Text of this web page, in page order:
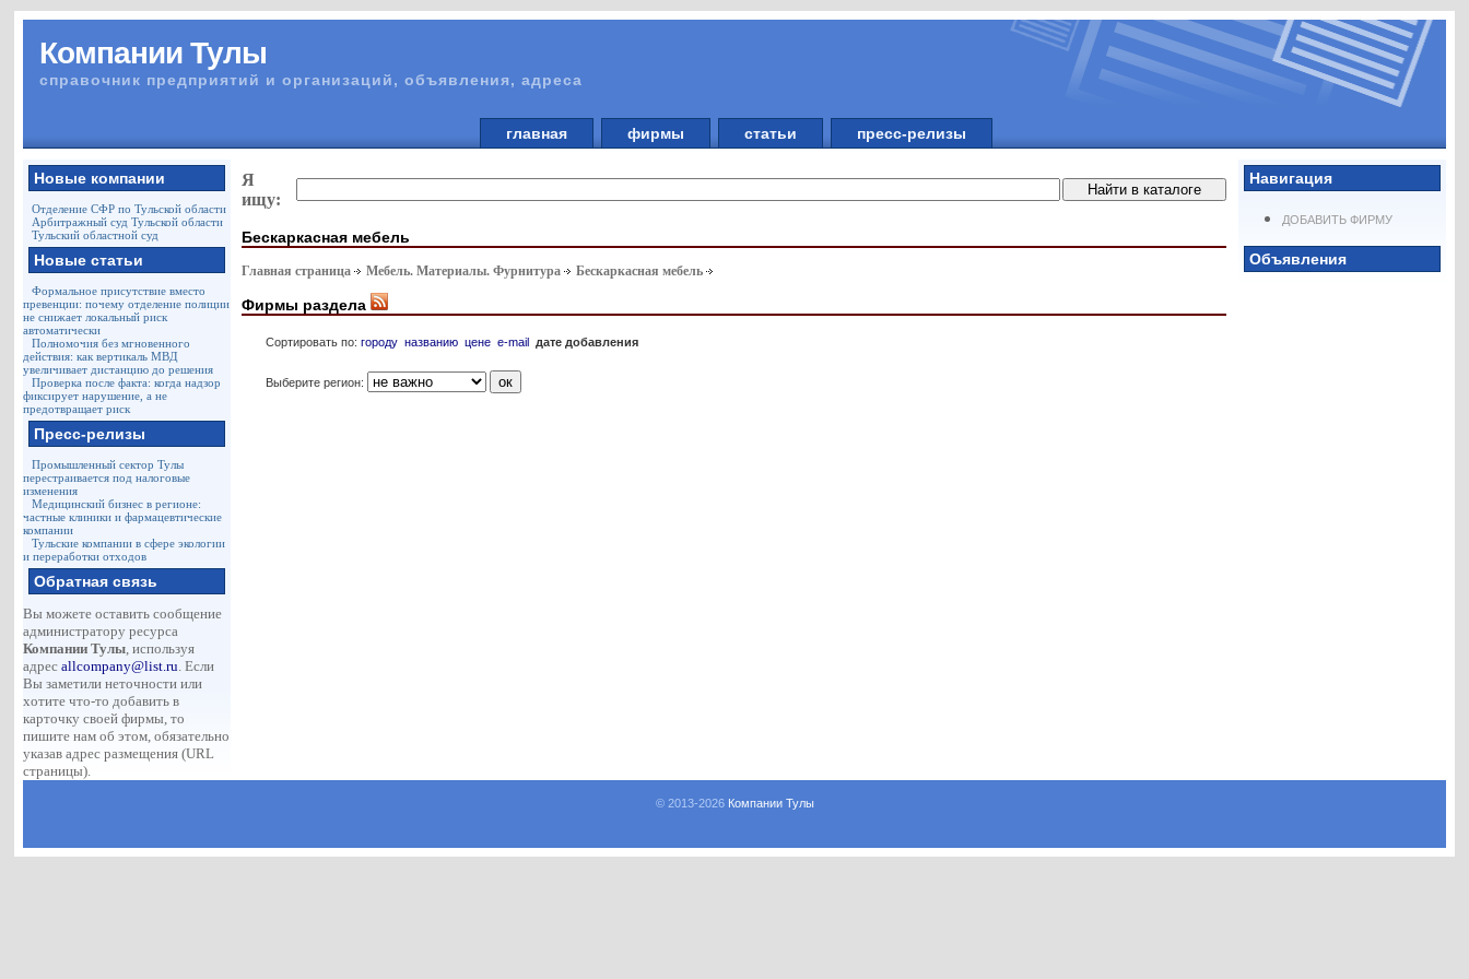
Компании Тулы
справочник предприятий и организаций, объявления, адреса
главная фирмы статьи пресс-релизы
Новые компании
Отделение СФР по Тульской области
Арбитражный суд Тульской области
Тульский областной суд
Новые статьи
Формальное присутствие вместо
превенции: почему отделение полиции
не снижает локальный риск
автоматически
Полномочия без мгновенного
действия: как вертикаль МВД
увеличивает дистанцию до решения
Проверка после факта: когда надзор
фиксирует нарушение, а не
предотвращает риск
Пресс-релизы
Промышленный сектор Тулы
перестраивается под налоговые
изменения
Медицинский бизнес в регионе:
частные клиники и фармацевтические
компании
Тульские компании в сфере экологии
и переработки отходов
Обратная связь
Вы можете оставить сообщение
администратору ресурса
Компании Тулы, используя
адресallcompany@list.ru. Если
Вы заметили неточности или
хотите что-то добавить в
карточку своей фирмы, то
пишите нам об этом, обязательно
указав адрес размещения (URL
страницы).
Навигация
ДОБАВИТЬ ФИРМУ
Объявления
Я
ищу:
Бескаркасная мебель
Главная страница Мебель. Материалы. Фурнитура Бескаркасная мебель
Фирмы раздела
Сортировать по:городу названию цене e-mail дате добавления
Выберите регион:
© 2013-2026 Компании Тулы